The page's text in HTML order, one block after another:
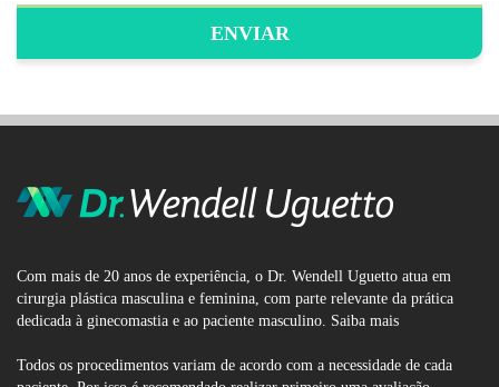
Com mais de 20 anos de experiência, o Dr. Wendell Uguetto atua em
cirurgia plástica masculina e feminina, com parte relevante da prática
dedicada à ginecomastia e ao paciente masculino. Saiba mais
Todos os procedimentos variam de acordo com a necessidade de cada